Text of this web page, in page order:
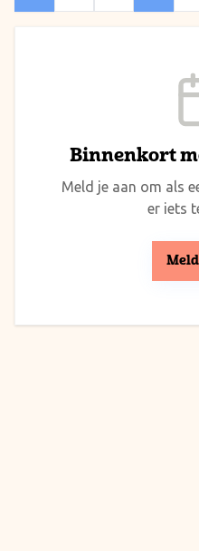
Binnenkort
Meld je aan om als
er iets